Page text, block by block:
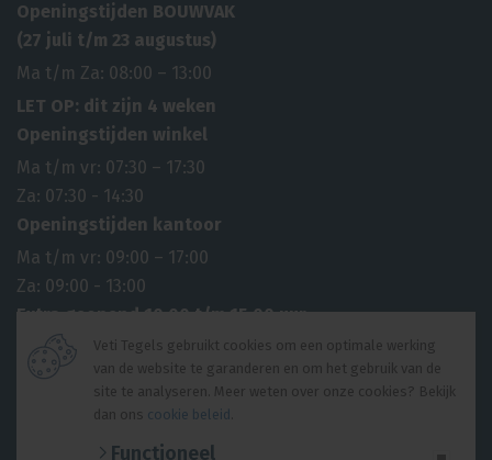
Openingstijden BOUWVAK
(27 juli t/m 23 augustus)
Ma t/m Za: 08:00 – 13:00
LET OP: dit zijn 4 weken
Openingstijden winkel
Ma t/m vr: 07:30 – 17:30
Za: 07:30 - 14:30
Openingstijden kantoor
Ma t/m vr: 09:00 – 17:00
Za: 09:00 - 13:00
Extra geopend 10.00 t/m 15.00 uur
6 april 2026 2e paasdag
27 april 2026 Koningsdag
14 mei 2026 Hemelvaartsdag
Website ontwikkeling door Lined
Veti Tegels gebruikt cookies om een optimale werking
van de website te garanderen en om het gebruik van de
site te analyseren. Meer weten over onze cookies? Bekijk
dan ons cookie beleid
Functioneel